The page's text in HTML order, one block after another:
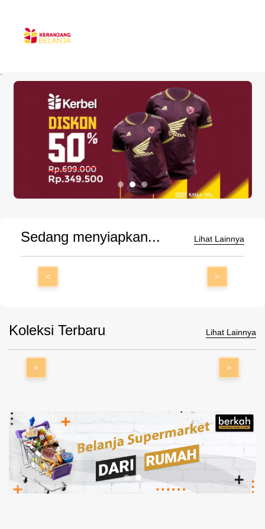
`
Sedang menyiapkan... Lihat Lainnya
< >
Koleksi Terbaru Lihat Lainnya
< >